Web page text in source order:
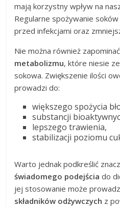
mają korzystny wpływ na
Regularne spożywanie
przed infekcjami oraz
Nie można również
metabolizmu, które niesie
sokowa. Zwiększenie ilości
prowadzi do:
większego spożycia
substancji
lepszego trawienia,
stabilizacji poziomu
Warto jednak podkreślić
świadomego podejścia do
jej stosowanie może
składników odżywczych z